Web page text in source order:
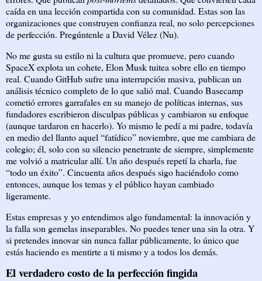
caída en una lección compartida con su comunidad. Estas son las
organizaciones que construyen confianza real, no solo percepciones
de perfección. Pregúntenle a David Vélez (Nu).
No me gusta su estilo ni la cultura que promueve, pero cuando
SpaceX explota un cohete, Elon Musk tuitea sobre ello en tiempo
real. Cuando GitHub sufre una interrupción masiva, publican un
análisis técnico completo de lo que salió mal. Cuando Basecamp
cometió errores garrafales en su manejo de políticas internas, sus
fundadores escribieron disculpas públicas y cambiaron su enfoque
(aunque tardaron en hacerlo). Yo mismo le pedí a mi padre, todavía
en medio del llanto aquel “fatídico” noviembre, que me cambiara de
colegio; él, solo con su silencio penetrante de siempre, simplemente
me volvió a matricular allí. Un año después repetí la charla, fue
“todo un éxito”. Cincuenta años después sigo haciéndolo como
entonces, aunque los temas y el público hayan cambiado
ligeramente.
Estas empresas y yo entendimos algo fundamental: la innovación y
la falla son gemelas inseparables. No puedes tener una sin la otra. Y
si pretendes innovar sin nunca fallar públicamente, lo único que
estás haciendo es mentirte a ti mismo y a todos los demás.
El verdadero costo de la perfección fingida